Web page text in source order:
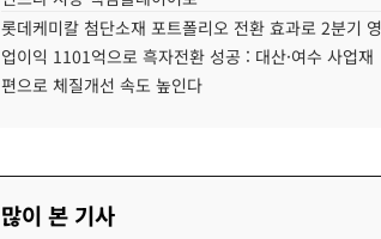
롯데케미칼 첨단소재 포트폴리오 전환 효과로 2분기 영
업이익 1101억으로 흑자전환 성공 : 대산·여수 사업재
편으로 체질개선 속도 높인다
많이 본 기사